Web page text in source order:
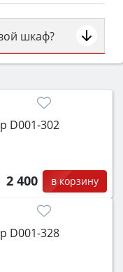
шкаф?
(газовый или
л для семьи,
D001-302
2 400 в корзину
D001-328